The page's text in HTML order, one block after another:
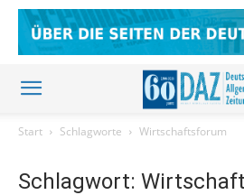
Start Schlagworte Wirtschaftsforum
Schlagwort: